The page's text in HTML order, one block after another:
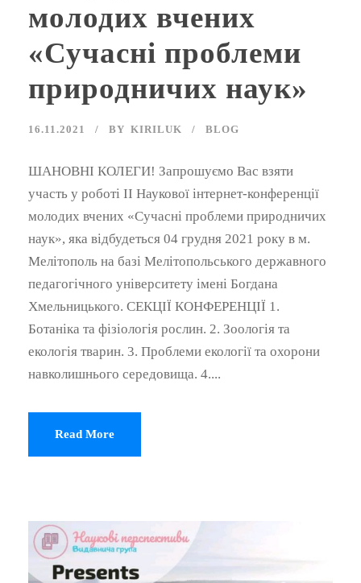
молодих вчених
«Сучасні проблеми
природничих наук»
16.11.2021 BY KIRILUK BLOG
ШАНОВНІ КОЛЕГИ! Запрошуємо Вас взяти
участь у роботі ІІ Наукової інтернет-конференції
молодих вчених «Сучасні проблеми природничих
наук», яка відбудеться 04 грудня 2021 року в м.
Мелітополь на базі Мелітопольського державного
педагогічного університету імені Богдана
Хмельницького. СЕКЦІЇ КОНФЕРЕНЦІЇ 1.
Ботаніка та фізіологія рослин. 2. Зоологія та
екологія тварин. 3. Проблеми екології та охорони
навколишнього середовища. 4....
Read More